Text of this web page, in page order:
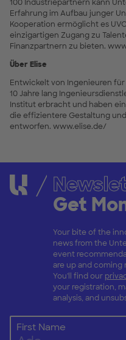
100 Industriepartnern kann
Erfahrung im Aufbau junger
Kooperation ermöglicht es
einzigartigen Zugang zu
Finanzpartnern zu bieten.
Über Elise
Entwickelt von Ingenieuren
10 Jahre lang
Institut erbracht und haben
die effizientere Gestaltung
entworfen. www.elise.de/
Get
Your bite of the
news from the
event
are up and coming
You'll find our
your registration,
analysis, and
First Name